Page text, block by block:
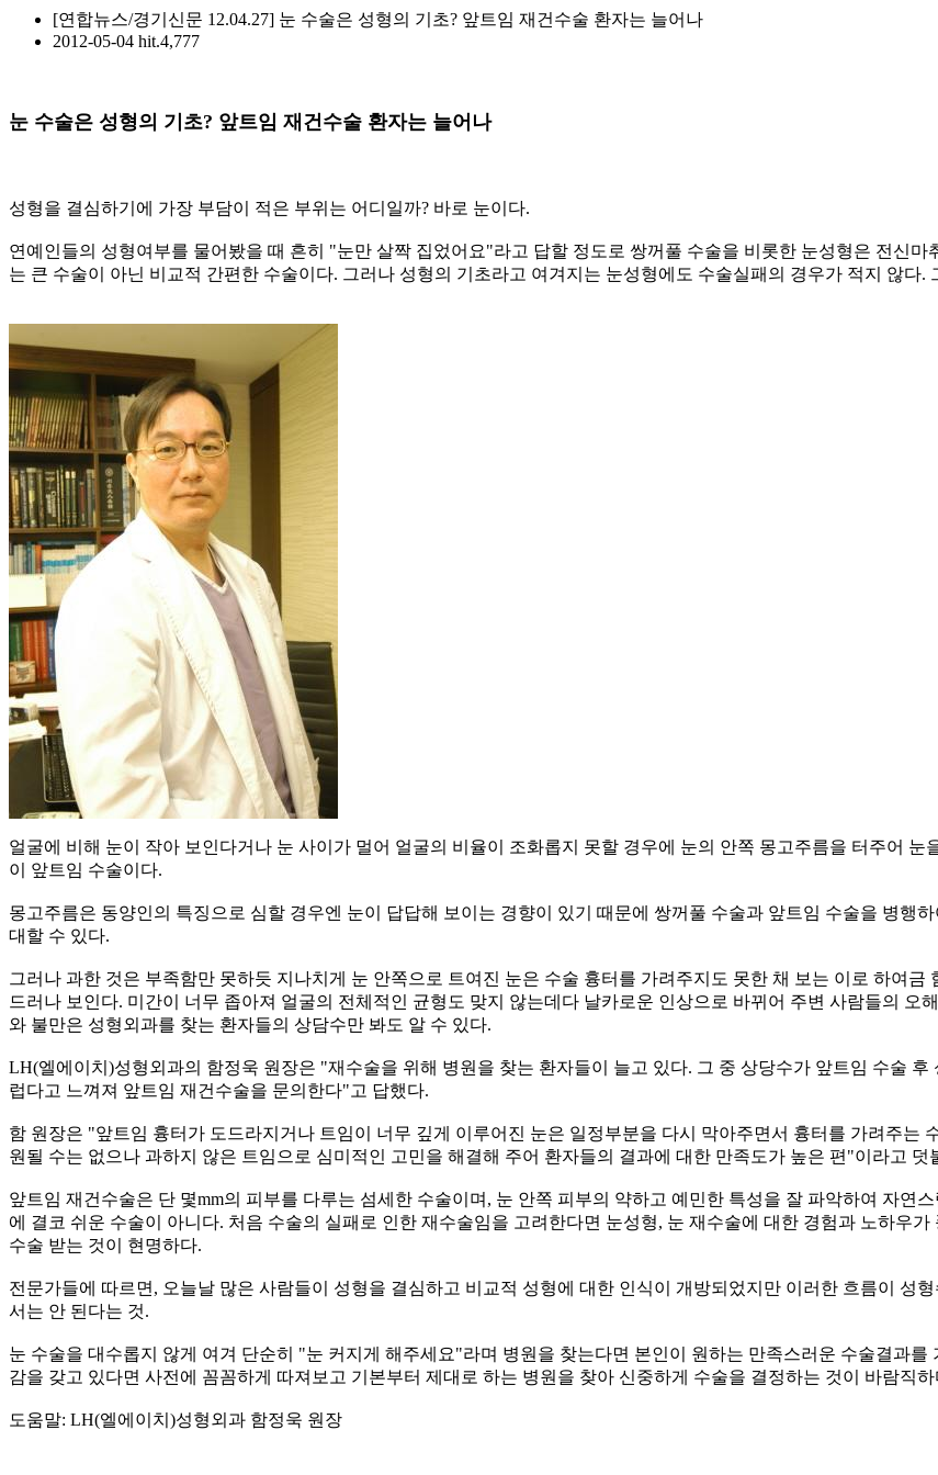
[연합뉴스/경기신문 12.04.27] 눈 수술은 성형의 기초? 앞트임 재건수술 환자는 늘어나
2012-05-04 hit.4,777
눈 수술은 성형의 기초? 앞트임 재건수술 환자는 늘어나
성형을 결심하기에 가장 부담이 적은 부위는 어디일까? 바로 눈이다.
연예인들의 성형여부를 물어봤을 때 흔히 "눈만 살짝 집었어요"라고 답할 정도로 쌍꺼풀 수술을 비롯한 눈성형은 전신
는 큰 수술이 아닌 비교적 간편한 수술이다. 그러나 성형의 기초라고 여겨지는 눈성형에도 수술실패의 경우가 적지 않다.
얼굴에 비해 눈이 작아 보인다거나 눈 사이가 멀어 얼굴의 비율이 조화롭지 못할 경우에 눈의 안쪽 몽고주름을 터주어 눈
이 앞트임 수술이다.
몽고주름은 동양인의 특징으로 심할 경우엔 눈이 답답해 보이는 경향이 있기 때문에 쌍꺼풀 수술과 앞트임 수술을 병행
대할 수 있다.
그러나 과한 것은 부족함만 못하듯 지나치게 눈 안쪽으로 트여진 눈은 수술 흉터를 가려주지도 못한 채 보는 이로 하여금
드러나 보인다. 미간이 너무 좁아져 얼굴의 전체적인 균형도 맞지 않는데다 날카로운 인상으로 바뀌어 주변 사람들의 오
와 불만은 성형외과를 찾는 환자들의 상담수만 봐도 알 수 있다.
LH(엘에이치)성형외과의 함정욱 원장은 "재수술을 위해 병원을 찾는 환자들이 늘고 있다. 그 중 상당수가 앞트임 수술 후
럽다고 느껴져 앞트임 재건수술을 문의한다"고 답했다.
함 원장은 "앞트임 흉터가 도드라지거나 트임이 너무 깊게 이루어진 눈은 일정부분을 다시 막아주면서 흉터를 가려주는
원될 수는 없으나 과하지 않은 트임으로 심미적인 고민을 해결해 주어 환자들의 결과에 대한 만족도가 높은 편"이라고 덧
앞트임 재건수술은 단 몇mm의 피부를 다루는 섬세한 수술이며, 눈 안쪽 피부의 약하고 예민한 특성을 잘 파악하여 자연
에 결코 쉬운 수술이 아니다. 처음 수술의 실패로 인한 재수술임을 고려한다면 눈성형, 눈 재수술에 대한 경험과 노하우
수술 받는 것이 현명하다.
전문가들에 따르면, 오늘날 많은 사람들이 성형을 결심하고 비교적 성형에 대한 인식이 개방되었지만 이러한 흐름이 성
서는 안 된다는 것.
눈 수술을 대수롭지 않게 여겨 단순히 "눈 커지게 해주세요"라며 병원을 찾는다면 본인이 원하는 만족스러운 수술결과를
감을 갖고 있다면 사전에 꼼꼼하게 따져보고 기본부터 제대로 하는 병원을 찾아 신중하게 수술을 결정하는 것이 바람직하
도움말: LH(엘에이치)성형외과 함정욱 원장